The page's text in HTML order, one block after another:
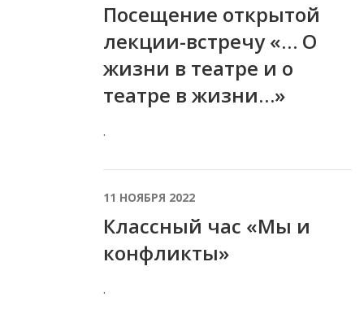
Посещение открытой
лекции-встречу «… О
жизни в театре и о
театре в жизни…»
.
11 НОЯБРЯ 2022
Классный час «Мы и
конфликты»
.